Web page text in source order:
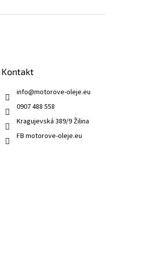
Kontakt
info@motorove-oleje.eu
0907 488 558
Kragujevská 389/9 Žilina
FB motorove-oleje.eu